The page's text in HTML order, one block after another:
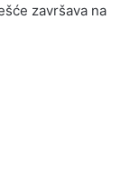
završava na